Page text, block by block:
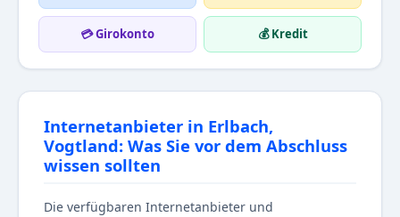
💳 Girokonto 💰 Kredit
Internetanbieter in Erlbach,
Vogtland: Was Sie vor dem Abschluss
wissen sollten
Die verfügbaren Internetanbieter und